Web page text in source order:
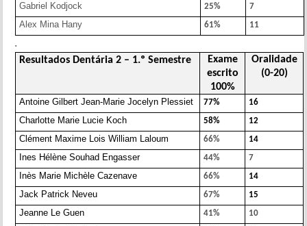
Gabriel Kodjock 25% 7
Alex Mina Hany 61% 11
.
Resultados Dentária 2 – 1.º Semestre
Exame
escrito
100%
Oralidade
(0-20)
Antoine Gilbert Jean-Marie Jocelyn Plessiet 77% 16
Charlotte Marie Lucie Koch 58% 12
Clément Maxime Lois William Laloum 66% 14
Ines Hélène Souhad Engasser 44% 7
Inès Marie Michèle Cazenave 66% 14
Jack Patrick Neveu 67% 15
Jeanne Le Guen 41% 10